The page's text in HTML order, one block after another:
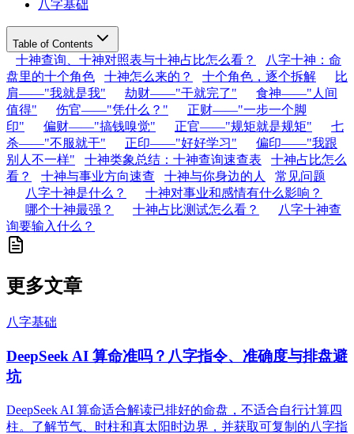
八字基础
Table of Contents
十神查询、十神对照表与十神占比怎么看？
八字十神：命
盘里的十个角色
十神怎么来的？ 十个角色，逐个拆解
比
肩——"我就是我"
劫财——"干就完了"
食神——"人间
值得"
伤官——"凭什么？"
正财——"一步一个脚
印"
偏财——"搞钱嗅觉" 正官——"规矩就是规矩"
七
杀——"不服就干"
正印——"好好学习"
偏印——"我跟
别人不一样"
十神类象总结：十神查询速查表
十神占比怎么
看？
十神与事业方向速查 十神与你身边的人
常见问题
八字十神是什么？
十神对事业和感情有什么影响？
哪个十神最强？
十神占比测试怎么看？
八字十神查
询要输入什么？
更多文章
八字基础
DeepSeek AI 算命准吗？八字指令、准确度与排盘避
坑
DeepSeek AI 算命适合解读已排好的命盘，不适合自行计算四
柱。了解节气、时柱和真太阳时边界，并获取可复制的八字指